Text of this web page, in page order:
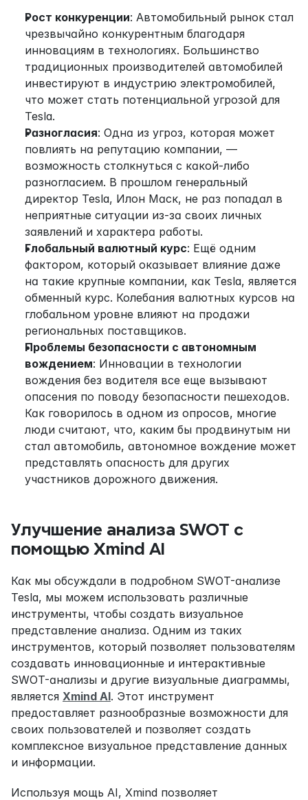
Рост конкуренции: Автомобильный рынок стал
чрезвычайно конкурентным благодаря
инновациям в технологиях. Большинство
традиционных производителей автомобилей
инвестируют в индустрию электромобилей,
что может стать потенциальной угрозой для
Tesla.
Разногласия: Одна из угроз, которая может
повлиять на репутацию компании, —
возможность столкнуться с какой-либо
разногласием. В прошлом генеральный
директор Tesla, Илон Маск, не раз попадал в
неприятные ситуации из-за своих личных
заявлений и характера работы.
Глобальный валютный курс: Ещё одним
фактором, который оказывает влияние даже
на такие крупные компании, как Tesla, является
обменный курс. Колебания валютных курсов на
глобальном уровне влияют на продажи
региональных поставщиков.
Проблемы безопасности с автономным
вождением: Инновации в технологии
вождения без водителя все еще вызывают
опасения по поводу безопасности пешеходов.
Как говорилось в одном из опросов, многие
люди считают, что, каким бы продвинутым ни
стал автомобиль, автономное вождение может
представлять опасность для других
участников дорожного движения.
Улучшение анализа SWOT с
помощью Xmind AI
Как мы обсуждали в подробном SWOT-анализе
Tesla, мы можем использовать различные
инструменты, чтобы создать визуальное
представление анализа. Одним из таких
инструментов, который позволяет пользователям
создавать инновационные и интерактивные
SWOT-анализы и другие визуальные диаграммы,
является Xmind AI. Этот инструмент
предоставляет разнообразные возможности для
своих пользователей и позволяет создать
комплексное визуальное представление данных
и информации.
Используя мощь AI, Xmind позволяет